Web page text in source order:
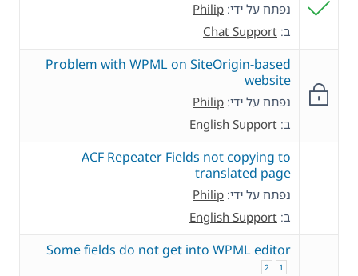
נפתח על ידי: Philip
ב: Chat Support
Problem with WPML on SiteOrigin-based
website
נפתח על ידי: Philip
ב: English Support
ACF Repeater Fields not copying to
translated page
נפתח על ידי: Philip
ב: English Support
Some fields do not get into WPML editor
1
2